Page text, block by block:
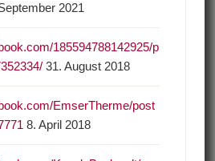
2021
185594788142925/p
31. August 2018
EmserTherme/post
8. April 2018